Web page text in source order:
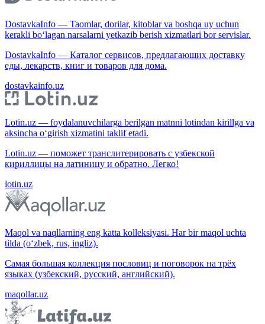
DostavkaInfo — Taomlar, dorilar, kitoblar va boshqa uy uchun
kerakli bo‘lagan narsalarni yetkazib berish xizmatlari bor servislar.
DostavkaInfo — Каталог сервисов, предлагающих доставку
еды, лекарств, книг и товаров для дома.
dostavkainfo.uz
Lotin.uz — foydalanuvchilarga berilgan matnni lotindan kirillga va
aksincha o‘girish xizmatini taklif etadi.
Lotin.uz — поможет транслитерировать с узбекской
кириллицы на латиницу и обратно. Легко!
lotin.uz
Maqol va naqllarning eng katta kolleksiyasi. Har bir maqol uchta
tilda (o‘zbek, rus, ingliz).
Самая большая коллекция пословиц и поговорок на трёх
языках (узбекский, русский, английский).
maqollar.uz